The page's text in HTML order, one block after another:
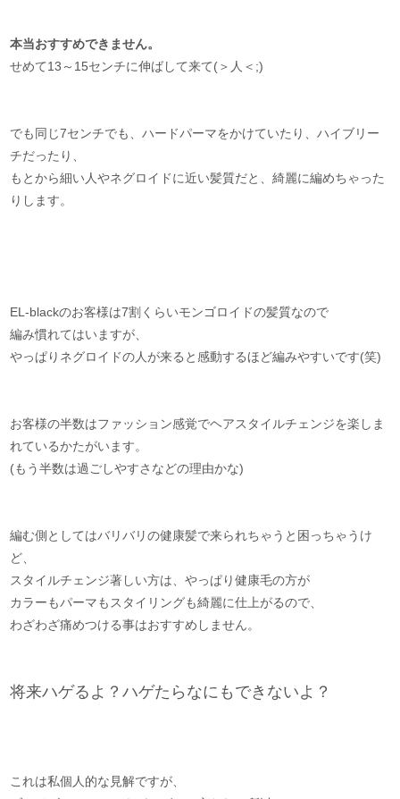
本当おすすめできません。
せめて13～15センチに伸ばして来て(＞人＜;)
でも同じ7センチでも、ハードパーマをかけていたり、ハイブリー
チだったり、
もとから細い人やネグロイドに近い髪質だと、綺麗に編めちゃった
りします。
EL-blackのお客様は7割くらいモンゴロイドの髪質なので
編み慣れてはいますが、
やっぱりネグロイドの人が来ると感動するほど編みやすいです(笑)
お客様の半数はファッション感覚でヘアスタイルチェンジを楽しま
れているかたがいます。
(もう半数は過ごしやすさなどの理由かな)
編む側としてはバリバリの健康髪で来られちゃうと困っちゃうけ
ど、
スタイルチェンジ著しい方は、やっぱり健康毛の方が
カラーもパーマもスタイリングも綺麗に仕上がるので、
わざわざ痛めつける事はおすすめしません。
将来ハゲるよ？ハゲたらなにもできないよ？
これは私個人的な見解ですが、